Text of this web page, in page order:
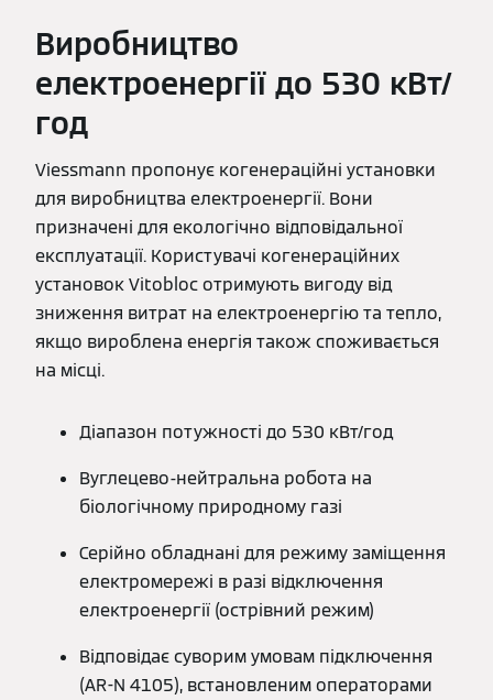
Виробництво
електроенергії до 530 кВт/
год
Viessmann пропонує когенераційні установки
для виробництва електроенергії. Вони
призначені для екологічно відповідальної
експлуатації. Користувачі когенераційних
установок Vitobloc отримують вигоду від
зниження витрат на електроенергію та тепло,
якщо вироблена енергія також споживається
на місці.
Діапазон потужності до 530 кВт/год
Вуглецево-нейтральна робота на
біологічному природному газі
Серійно обладнані для режиму заміщення
електромережі в разі відключення
електроенергії (острівний режим)
Відповідає суворим умовам підключення
(AR-N 4105), встановленим операторами